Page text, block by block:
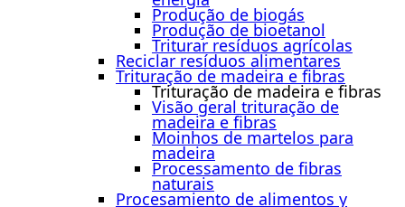
Produção de biogás
Produção de bioetanol
Triturar resíduos agrícolas
Reciclar resíduos alimentares
Trituração de madeira e fibras
Trituração de madeira e fibras
Visão geral trituração de
madeira e fibras
Moinhos de martelos para
madeira
Processamento de fibras
naturais
Procesamiento de alimentos y